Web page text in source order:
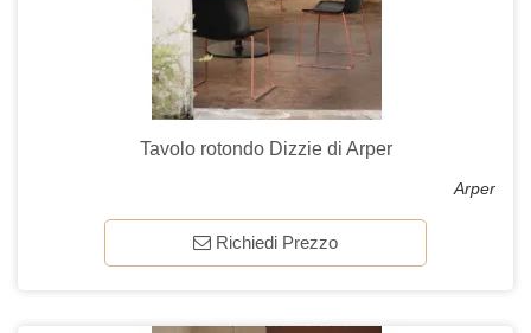
Tavolo rotondo Dizzie di Arper
Arper
Richiedi Prezzo